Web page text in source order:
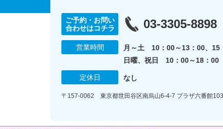
ご予約・お問い
合わせはコチラ
03-3305-8898
営業時間
月～土 10：00～13：00、15
日曜、祝日 10：00～18：00
定休日 なし
〒157-0062 東京都世田谷区南烏山6-4-7 プラザ六番館